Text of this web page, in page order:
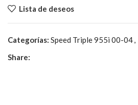
Lista de deseos
Categorías: Speed Triple 955i 00-04,
Share: